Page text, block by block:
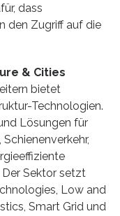
dass
den Zugriff auf die
& Cities
bietet
Technologien.
Lösungen für
Sektor setzt
Low and
Smart Grid und